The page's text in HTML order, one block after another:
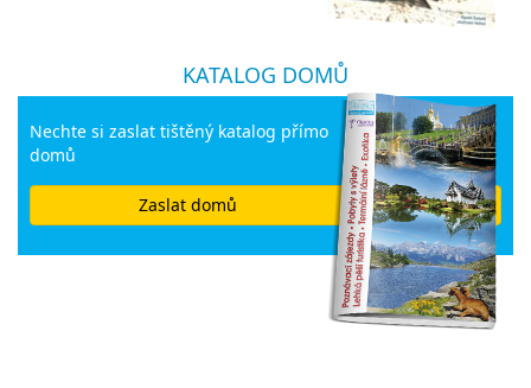
KATALOG DOMŮ
Nechte si zaslat tištěný katalog přímo
domů
Zaslat domů